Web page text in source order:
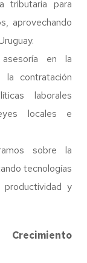
tributaria para
aprovechando
en la
contratación
laborales
locales e
sobre la
tecnologías
productividad y